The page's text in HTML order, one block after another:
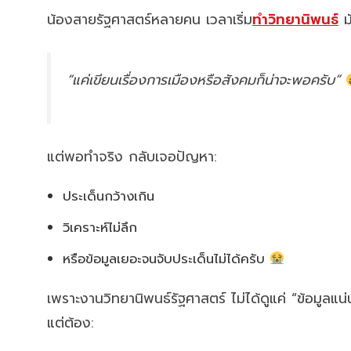
น้องสายรัฐศาสตร์หลายคน เวลาเริ่มทำวิทยานิพนธ์
“แค่เขียนเรื่องการเมืองหรือสังคมก็น่าจะพอครับ”
แต่พอทำจริง กลับเจอปัญหา:
ประเด็นกว้างเกิน
วิเคราะห์ไม่ลึก
หรือข้อมูลเยอะจนจับประเด็นไม่ได้ครับ
เพราะงานวิทยานิพนธ์รัฐศาสตร์ ไม่ได้ดูแค่ “ข้อมูลแ
แต่ต้อง: